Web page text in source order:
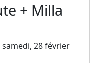
+ Milla
28 février